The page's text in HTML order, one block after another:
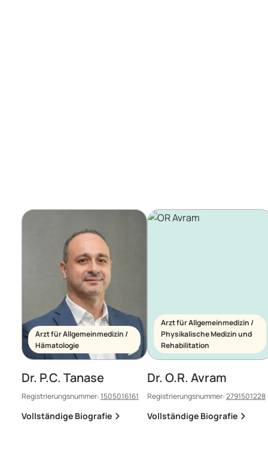
Arzt für Allgemeinmedizin /
Hämatologie
Dr. P.C. Tanase
Registrierungsnummer:1505016161
Vollständige Biografie
Arzt für Allgemeinmedizin /
Physikalische Medizin und
Rehabilitation
Dr. O.R. Avram
Registrierungsnummer:2791501228
Vollständige Biografie